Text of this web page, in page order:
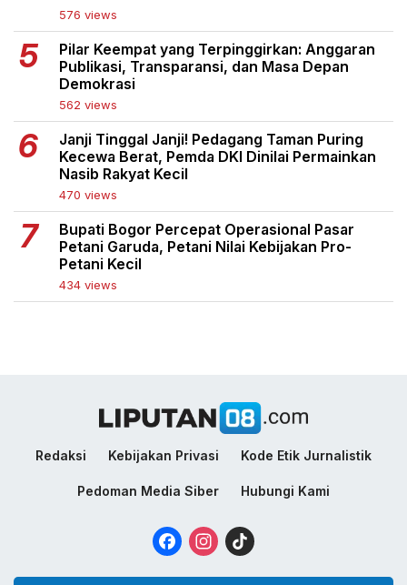
576 views
Pilar Keempat yang Terpinggirkan: Anggaran
Publikasi, Transparansi, dan Masa Depan
Demokrasi
562 views
Janji Tinggal Janji! Pedagang Taman Puring
Kecewa Berat, Pemda DKI Dinilai Permainkan
Nasib Rakyat Kecil
470 views
Bupati Bogor Percepat Operasional Pasar
Petani Garuda, Petani Nilai Kebijakan Pro-
Petani Kecil
434 views
Redaksi Kebijakan Privasi Kode Etik Jurnalistik
Pedoman Media Siber Hubungi Kami
FacebookInstagram